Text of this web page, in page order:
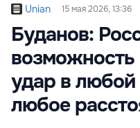
Unian 15 мая 2026, 13:36
Буданов:
удар в
любое